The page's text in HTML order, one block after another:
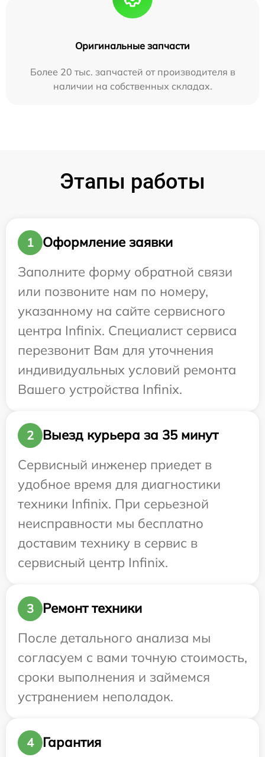
Оригинальные запчасти
Более 20 тыс. запчастей от производителя в
наличии на собственных складах.
Этапы работы
1
Оформление заявки
Заполните форму обратной связи
или позвоните нам по номеру,
указанному на сайте сервисного
центра Infinix. Специалист сервиса
перезвонит Вам для уточнения
индивидуальных условий ремонта
Вашего устройства Infinix.
2
Выезд курьера за 35 минут
Сервисный инженер приедет в
удобное время для диагностики
техники Infinix. При серьезной
неисправности мы бесплатно
доставим технику в сервис в
сервисный центр Infinix.
3
Ремонт техники
После детального анализа мы
согласуем с вами точную стоимость,
сроки выполнения и займемся
устранением неполадок.
4 Гарантия